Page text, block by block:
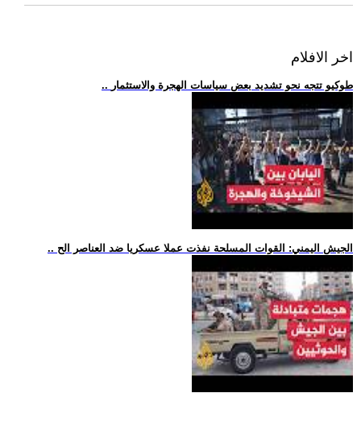
اخر الافلام
.. طوكيو تتجه نحو تشديد بعض سياسات الهجرة والاستثمار
.. الجيش اليمني: القوات المسلحة نفذت عملا عسكريا ضد العناصر الح